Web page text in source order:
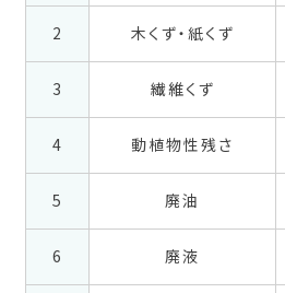
2 木くず・紙くず
3 繊維くず
4 動植物性残さ
5 廃油
6 廃液